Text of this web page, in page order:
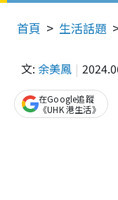
首頁 生活話題
文: 余美鳳
在Google追蹤
《UHK 港生活》